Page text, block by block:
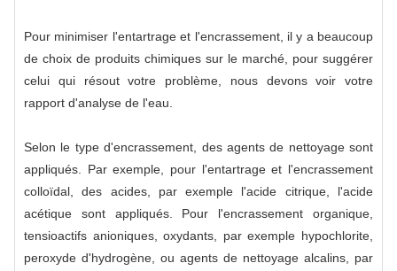
Pour minimiser l'entartrage et l'encrassement, il y a beaucoup
de choix de produits chimiques sur le marché, pour suggérer
celui qui résout votre problème, nous devons voir votre
rapport d'analyse de l'eau.
Selon le type d'encrassement, des agents de nettoyage sont
appliqués. Par exemple, pour l'entartrage et l'encrassement
colloïdal, des acides, par exemple l'acide citrique, l'acide
acétique sont appliqués. Pour l'encrassement organique,
tensioactifs anioniques, oxydants, par exemple hypochlorite,
peroxyde d'hydrogène, ou agents de nettoyage alcalins, par